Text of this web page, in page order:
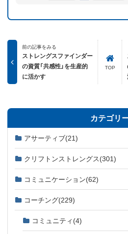
前の記事をみる
ストレングスファインダー
の資質「共感性」を生産的
に活かす
TOP
カテゴリ
アサーティブ(21)
クリフトンストレングス(301)
コミュニケーション(62)
コーチング(229)
コミュニティ (4)